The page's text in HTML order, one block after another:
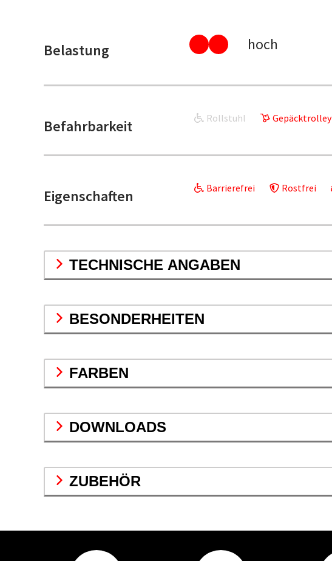
Belastung hoch
Befahrbarkeit Rollstuhl Gepäcktrolley
Eigenschaften Barrierefrei Rostfrei
TECHNISCHE ANGABEN
BESONDERHEITEN
FARBEN
DOWNLOADS
ZUBEHÖR